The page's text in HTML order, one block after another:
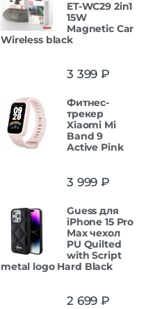
ET-WC29 2in1
15W
Magnetic Car
Wireless black
3 399 ₽
Фитнес-
трекер
Xiaomi Mi
Band 9
Active Pink
3 999 ₽
Guess для
iPhone 15 Pro
Max чехол
PU Quilted
with Script
metal logo Hard Black
2 699 ₽